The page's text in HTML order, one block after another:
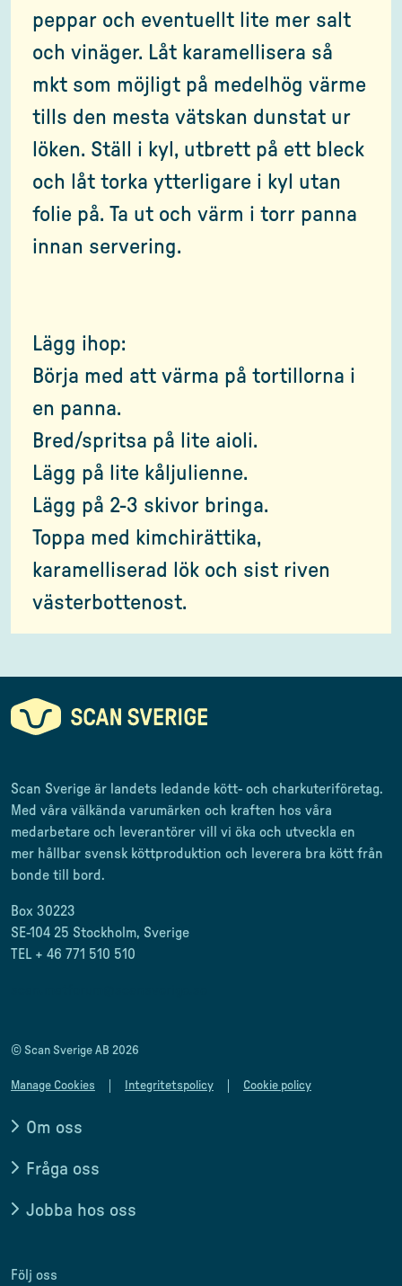
peppar och eventuellt lite mer salt
och vinäger. Låt karamellisera så
mkt som möjligt på medelhög värme
tills den mesta vätskan dunstat ur
löken. Ställ i kyl, utbrett på ett bleck
och låt torka ytterligare i kyl utan
folie på. Ta ut och värm i torr panna
innan servering.
Lägg ihop:
Börja med att värma på tortillorna i
en panna.
Bred/spritsa på lite aioli.
Lägg på lite kåljulienne.
Lägg på 2-3 skivor bringa.
Toppa med kimchirättika,
karamelliserad lök och sist riven
västerbottenost.
Scan Sverige är landets ledande kött- och charkuteriföretag.
Med våra välkända varumärken och kraften hos våra
medarbetare och leverantörer vill vi öka och utveckla en
mer hållbar svensk köttproduktion och leverera bra kött från
bonde till
bord.
Box 30223
SE-104 25 Stockholm, Sverige
TEL + 46 771 510 510
© Scan Sverige AB 2026
Manage Cookies Integritetspolicy Cookie policy
Om oss
Fråga oss
Jobba hos oss
Följ oss